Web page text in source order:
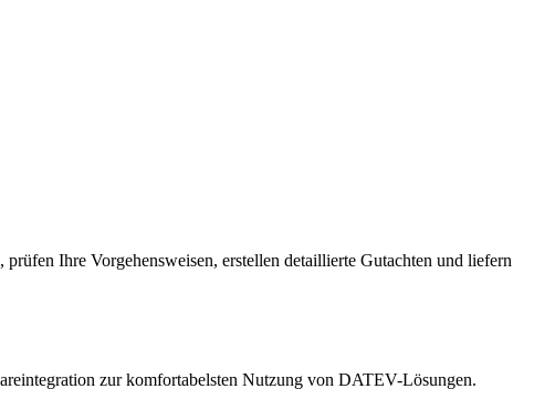
Ihre Vorgehensweisen, erstellen detaillierte Gutachten und liefern
zur komfortabelsten Nutzung von DATEV-Lösungen.